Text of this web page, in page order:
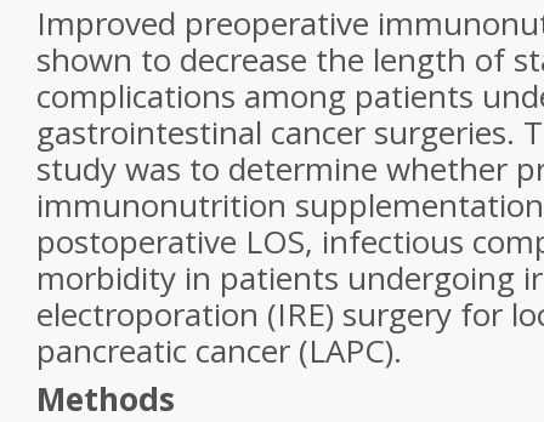
Improved preoperative
shown to decrease the length of
complications among patients
gastrointestinal cancer surgeries.
study was to determine whether
immunonutrition supplementation
postoperative LOS, infectious
morbidity in patients undergoing
electroporation (IRE) surgery for
pancreatic cancer (LAPC).
Methods